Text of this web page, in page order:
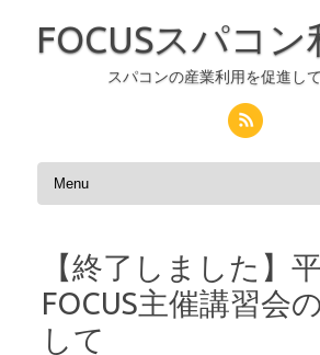
FOCUSスパコン
スパコンの産業利用を促進し
コンテンツへスキップ
【終了しました】
FOCUS主催講習会
して